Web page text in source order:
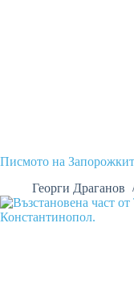
Писмото на
Георги Драганов